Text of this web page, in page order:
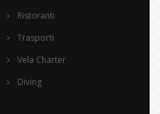
Ristoranti
Trasporti
Vela Charter
Diving